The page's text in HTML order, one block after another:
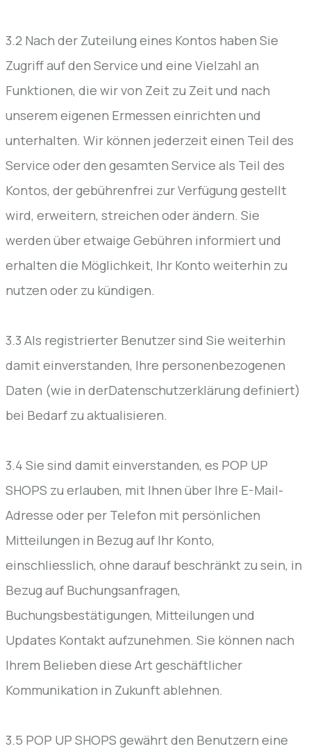
3.2 Nach der Zuteilung eines Kontos haben Sie
Zugriff auf den Service und eine Vielzahl an
Funktionen, die wir von Zeit zu Zeit und nach
unserem eigenen Ermessen einrichten und
unterhalten. Wir können jederzeit einen Teil des
Service oder den gesamten Service als Teil des
Kontos, der gebührenfrei zur Verfügung gestellt
wird, erweitern, streichen oder ändern. Sie
werden über etwaige Gebühren informiert und
erhalten die Möglichkeit, Ihr Konto weiterhin zu
nutzen oder zu kündigen.
3.3 Als registrierter Benutzer sind Sie weiterhin
damit einverstanden, Ihre personenbezogenen
Daten (wie in derDatenschutzerklärung definiert)
bei Bedarf zu aktualisieren.
3.4 Sie sind damit einverstanden, es POP UP
SHOPS zu erlauben, mit Ihnen über Ihre E-Mail-
Adresse oder per Telefon mit persönlichen
Mitteilungen in Bezug auf Ihr Konto,
einschliesslich, ohne darauf beschränkt zu sein, in
Bezug auf Buchungsanfragen,
Buchungsbestätigungen, Mitteilungen und
Updates Kontakt aufzunehmen. Sie können nach
Ihrem Belieben diese Art geschäftlicher
Kommunikation in Zukunft ablehnen.
3.5 POP UP SHOPS gewährt den Benutzern eine